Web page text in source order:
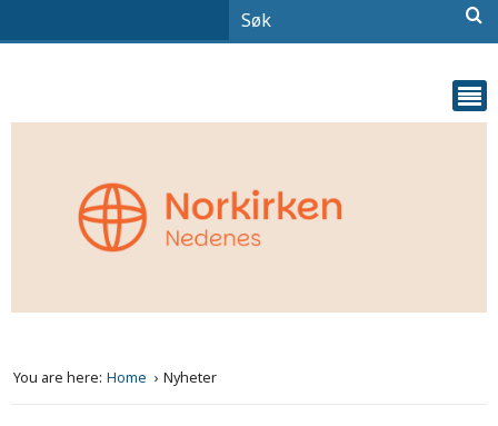
You are here: Home Nyheter